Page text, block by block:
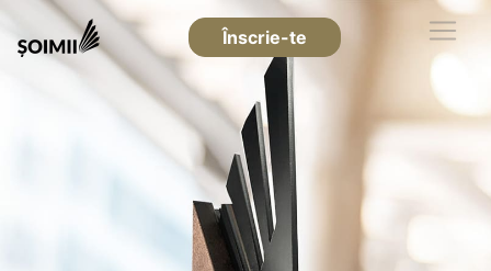
Înscrie-te